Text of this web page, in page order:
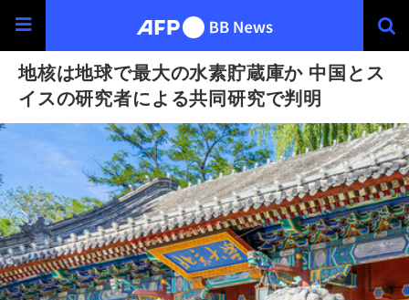
地核は地球で最大の水素貯蔵庫か 中国とス
イスの研究者による共同研究で判明